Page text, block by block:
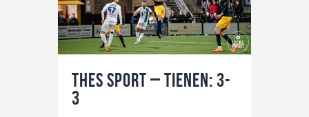
G-VOETBAL
JEUGD
HOME
KALENDER
THES Sport – TIENEN: 3-
3